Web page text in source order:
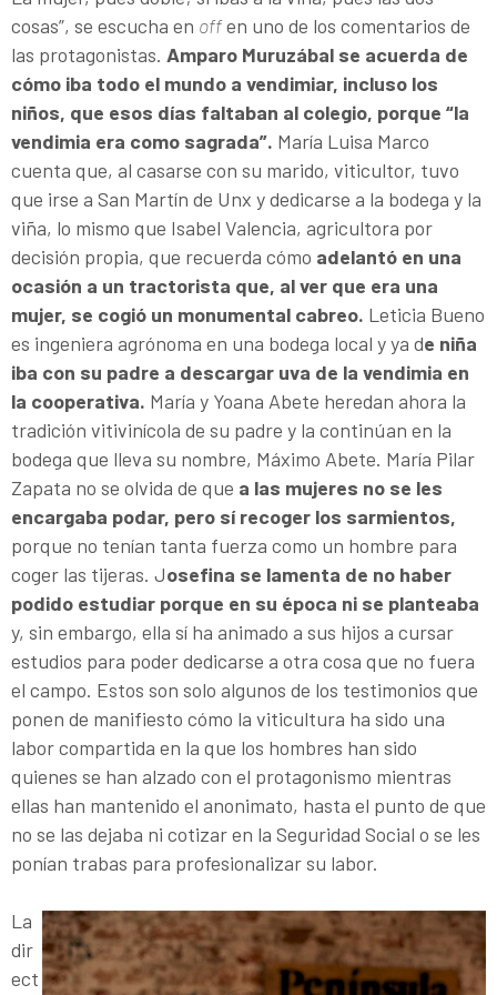
cosas”, se escucha en offen uno de los comentarios de
las protagonistas. Amparo Muruzábal se acuerda de
cómo iba todo el mundo a vendimiar, incluso los
niños, que esos días faltaban al colegio, porque “la
vendimia era como sagrada”. María Luisa Marco
cuenta que, al casarse con su marido, viticultor, tuvo
que irse a San Martín de Unx y dedicarse a la bodega y la
viña, lo mismo que Isabel Valencia, agricultora por
decisión propia, que recuerda cómo adelantó en una
ocasión a un tractorista que, al ver que era una
mujer, se cogió un monumental cabreo. Leticia Bueno
es ingeniera agrónoma en una bodega local y ya de niña
iba con su padre a descargar uva de la vendimia en
la cooperativa. María y Yoana Abete heredan ahora la
tradición vitivinícola de su padre y la continúan en la
bodega que lleva su nombre, Máximo Abete. María Pilar
Zapata no se olvida de que a las mujeres no se les
encargaba podar, pero sí recoger los sarmientos,
porque no tenían tanta fuerza como un hombre para
coger las tijeras. Josefina se lamenta de no haber
podido estudiar porque en su época ni se planteaba
y, sin embargo, ella sí ha animado a sus hijos a cursar
estudios para poder dedicarse a otra cosa que no fuera
el campo. Estos son solo algunos de los testimonios que
ponen de manifiesto cómo la viticultura ha sido una
labor compartida en la que los hombres han sido
quienes se han alzado con el protagonismo mientras
ellas han mantenido el anonimato, hasta el punto de que
no se las dejaba ni cotizar en la Seguridad Social o se les
ponían trabas para profesionalizar su labor.
La
dir
ect